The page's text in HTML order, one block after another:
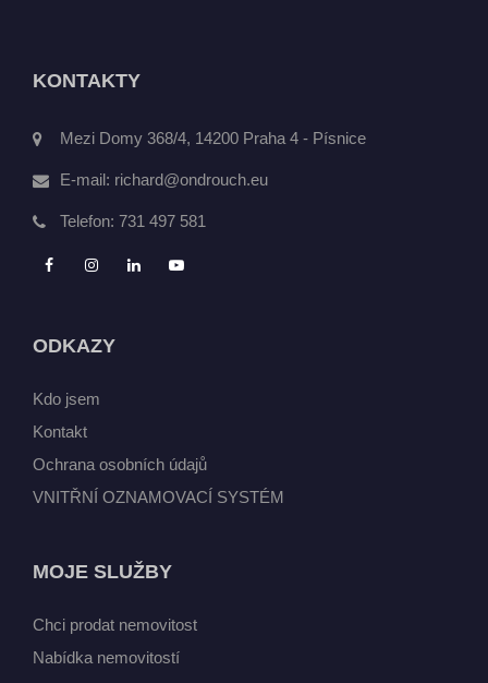
KONTAKTY
Mezi Domy 368/4, 14200 Praha 4 - Písnice
E-mail: richard@ondrouch.eu
Telefon: 731 497 581
ODKAZY
Kdo jsem
Kontakt
Ochrana osobních údajů
VNITŘNÍ OZNAMOVACÍ SYSTÉM
MOJE SLUŽBY
Chci prodat nemovitost
Nabídka nemovitostí